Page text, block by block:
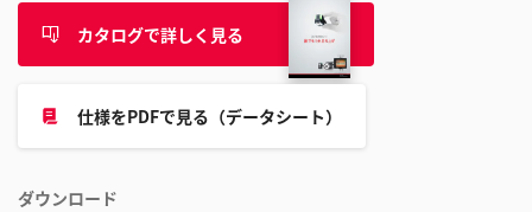
カタログで詳しく見る
仕様をPDFで見る（データシート）
ダウンロード